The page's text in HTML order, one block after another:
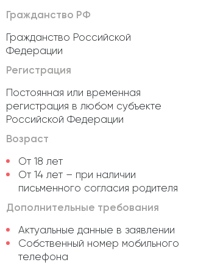
Гражданство РФ
Гражданство Российской
Федерации
Регистрация
Постоянная или временная
регистрация в любом субъекте
Российской Федерации
Возраст
От 18 лет
От 14 лет – при наличии
письменного согласия родителя
Дополнительные требования
Актуальные данные в заявлении
Собственный номер мобильного
телефона